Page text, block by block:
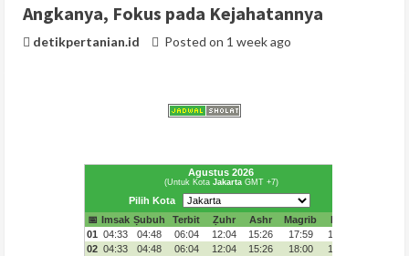
Angkanya, Fokus pada Kejahatannya
detikpertanian.id Posted on 1 week ago